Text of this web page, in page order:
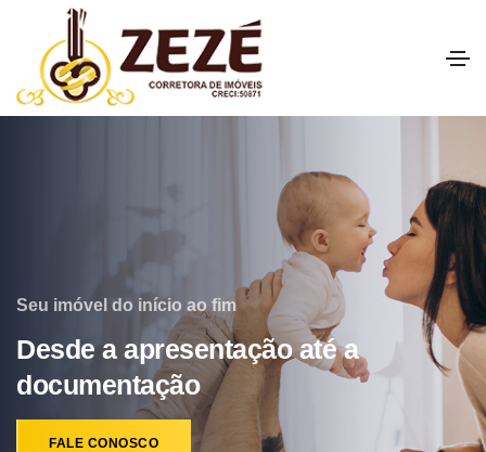
Seu imóvel do início ao fim
Desde a apresentação até a
documentação
FALE CONOSCO